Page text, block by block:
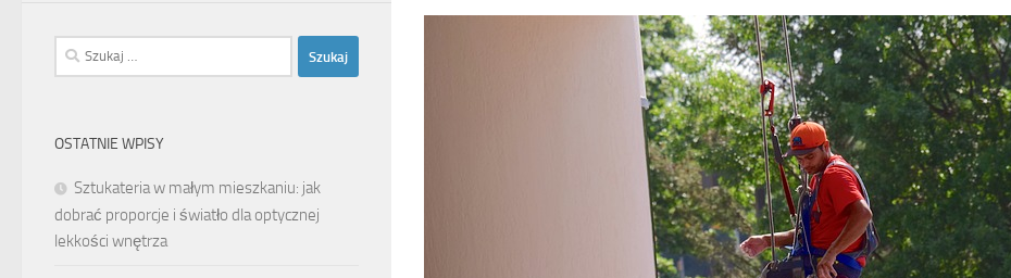
Szukaj:
OSTATNIE WPISY
Sztukateria w małym mieszkaniu: jak
dobrać proporcje i światło dla optycznej
lekkości wnętrza